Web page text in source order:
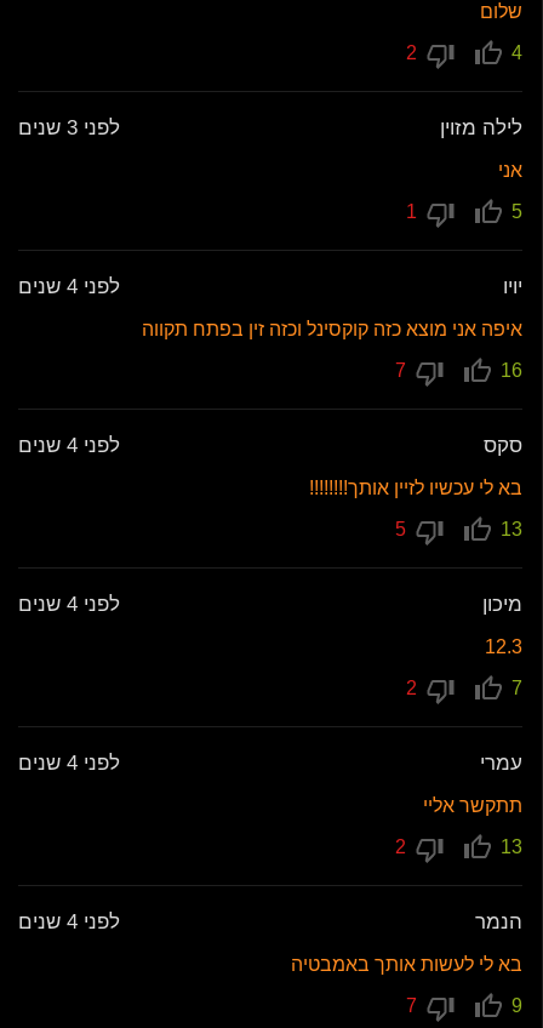
שלום
4
לילה מזוין לפני 3 שנים
אני
5
יויו לפני 4 שנים
איפה אני מוצא כזה קוקסינל וכזה זין בפתח תקווה
16
סקס לפני 4 שנים
בא לי עכשיו לזיין אותך!!!!!!!!
13
מיכון לפני 4 שנים
12.3
7
עמרי לפני 4 שנים
תתקשר אליי
13
הנמר לפני 4 שנים
בא לי לעשות אותך באמבטיה
9